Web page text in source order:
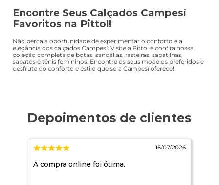
Encontre Seus Calçados Campesí
Favoritos na Pittol!
Não perca a oportunidade de experimentar o conforto e a
elegância dos calçados Campesí. Visite a Pittol e confira nossa
coleção completa de botas, sandálias, rasteiras, sapatilhas,
sapatos e tênis femininos. Encontre os seus modelos preferidos e
desfrute do conforto e estilo que só a Campesí oferece!
16/07/2026
A compra online foi ótima.